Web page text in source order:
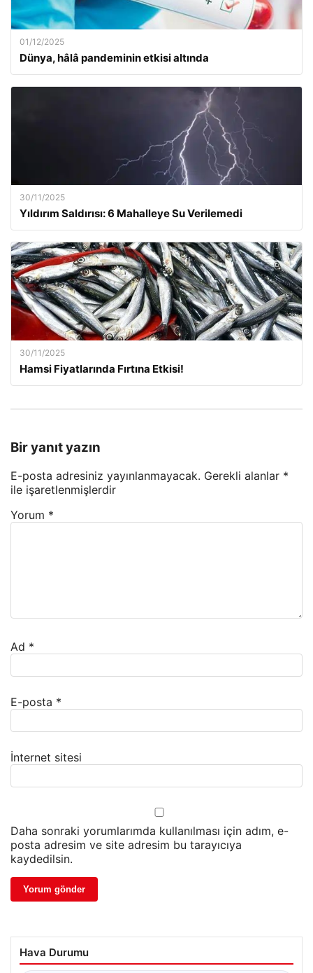
01/12/2025
Dünya, hâlâ pandeminin etkisi altında
30/11/2025
Yıldırım Saldırısı: 6 Mahalleye Su Verilemedi
30/11/2025
Hamsi Fiyatlarında Fırtına Etkisi!
Bir yanıt yazın
E-posta adresiniz yayınlanmayacak. Gerekli alanlar *
ile işaretlenmişlerdir
Yorum *
Ad *
E-posta *
İnternet sitesi
Daha sonraki yorumlarımda kullanılması için adım, e-
posta adresim ve site adresim bu tarayıcıya
kaydedilsin.
Hava Durumu